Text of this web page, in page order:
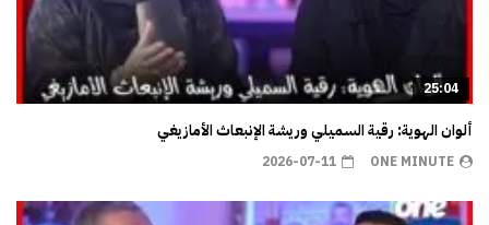
25:04
ألوان الهوية: رقية السميلي وريشة الإنبعاث الأمازيغي
ONE MINUTE
2026-07-11